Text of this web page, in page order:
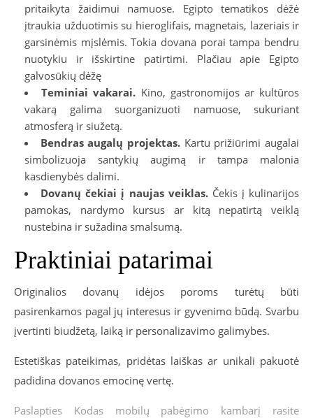
pritaikyta žaidimui namuose. Egipto tematikos dėžė
įtraukia užduotimis su hieroglifais, magnetais, lazeriais ir
garsinėmis mįslėmis. Tokia dovana porai tampa bendru
nuotykiu ir išskirtine patirtimi. Plačiau apie Egipto
galvosūkių dėžę
Teminiai vakarai. Kino, gastronomijos ar kultūros
vakarą galima suorganizuoti namuose, sukuriant
atmosferą ir siužetą.
Bendras augalų projektas. Kartu prižiūrimi augalai
simbolizuoja santykių augimą ir tampa malonia
kasdienybės dalimi.
Dovanų čekiai į naujas veiklas.Čekis į kulinarijos
pamokas, nardymo kursus ar kitą nepatirtą veiklą
nustebina ir sužadina smalsumą.
Praktiniai patarimai
Originalios dovanų idėjos poroms turėtų būti
pasirenkamos pagal jų interesus ir gyvenimo būdą. Svarbu
įvertinti biudžetą, laiką ir personalizavimo galimybes.
Estetiškas pateikimas, pridėtas laiškas ar unikali pakuotė
padidina dovanos emocinę vertę.
Paslapties Kodas mobilų pabėgimo kambarį rasite